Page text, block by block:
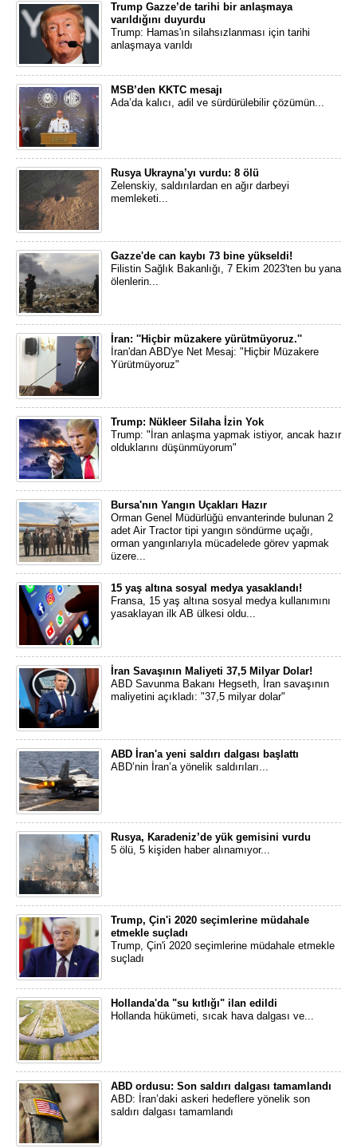
Trump Gazze’de tarihi bir anlaşmaya
varıldığını duyurdu
Trump: Hamas'ın silahsızlanması için tarihi
anlaşmaya varıldı
MSB’den KKTC mesajı
Ada’da kalıcı, adil ve sürdürülebilir çözümün...
Rusya Ukrayna’yı vurdu: 8 ölü
Zelenskiy, saldırılardan en ağır darbeyi
memleketi...
Gazze'de can kaybı 73 bine yükseldi!
Filistin Sağlık Bakanlığı, 7 Ekim 2023'ten bu yana
ölenlerin...
İran: ''Hiçbir müzakere yürütmüyoruz.''
İran'dan ABD'ye Net Mesaj: "Hiçbir Müzakere
Yürütmüyoruz"
Trump: Nükleer Silaha İzin Yok
Trump: "İran anlaşma yapmak istiyor, ancak hazır
olduklarını düşünmüyorum"
Bursa'nın Yangın Uçakları Hazır
Orman Genel Müdürlüğü envanterinde bulunan 2
adet Air Tractor tipi yangın söndürme uçağı,
orman yangınlarıyla mücadelede görev yapmak
üzere...
15 yaş altına sosyal medya yasaklandı!
Fransa, 15 yaş altına sosyal medya kullanımını
yasaklayan ilk AB ülkesi oldu...
İran Savaşının Maliyeti 37,5 Milyar Dolar!
ABD Savunma Bakanı Hegseth, İran savaşının
maliyetini açıkladı: "37,5 milyar dolar"
ABD İran'a yeni saldırı dalgası başlattı
ABD’nin İran’a yönelik saldırıları...
Rusya, Karadeniz’de yük gemisini vurdu
5 ölü, 5 kişiden haber alınamıyor...
Trump, Çin'i 2020 seçimlerine müdahale
etmekle suçladı
Trump, Çin'i 2020 seçimlerine müdahale etmekle
suçladı
Hollanda'da "su kıtlığı" ilan edildi
Hollanda hükümeti, sıcak hava dalgası ve...
ABD ordusu: Son saldırı dalgası tamamlandı
ABD: İran’daki askeri hedeflere yönelik son
saldırı dalgası tamamlandı